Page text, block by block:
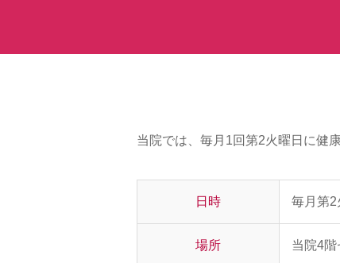
当院では、毎月1回第2火曜日に健
日時 毎月第
場所 当院4階